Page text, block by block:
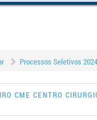
Processos Seletivos 2024
CME CENTRO